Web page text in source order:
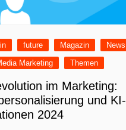
future Magazin
News
Marketing
Themen
im Marketing:
und KI-
2024